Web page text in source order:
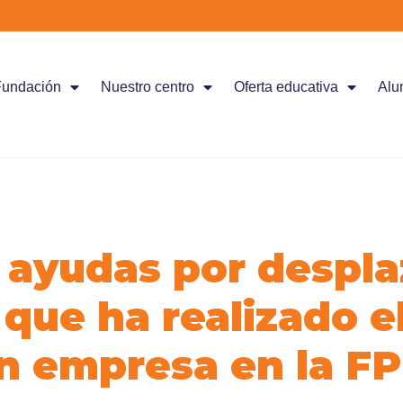
Nuestro centro Oferta educativa
por
ha realizado
empresa en la